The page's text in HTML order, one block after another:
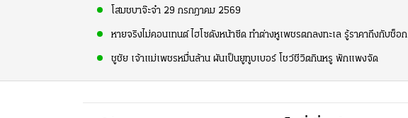
โสมชบาจ๊ะจ๋า 29 กรกฎาคม 2569
หายจริงไม่คอนเทนต์ ไฮโซดังหน้าซีด ทำต่างหูเพชรตกลงทะเล รู้ราคาถึงกับช็อก
ชูชัย เจ้าแม่เพชรหมื่นล้าน ผันเป็นยูทูบเบอร์ โชว์ชีวิตกินหรู พักแพงจัด